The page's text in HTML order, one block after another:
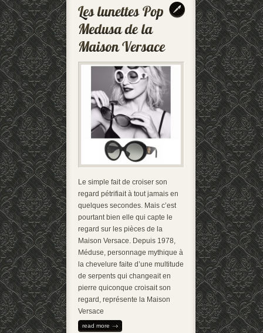
Le simple fait de croiser son
regard pétrifiait à tout jamais en
quelques secondes. Mais c’est
pourtant bien elle qui capte le
regard sur les pièces de la
Maison Versace. Depuis 1978,
Méduse, personnage mythique à
la chevelure faite d’une multitude
de serpents qui changeait en
pierre quiconque croisait son
regard, représente la Maison
Versace
read more